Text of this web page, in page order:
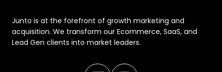
Junto is at the forefront of growth marketing and
acquisition. We transform our Ecommerce, SaaS, and
Lead Gen clients into market leaders.